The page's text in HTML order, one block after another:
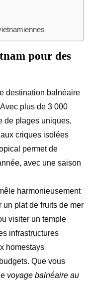
pour des
destination balnéaire
plus de 3 000
de plages uniques,
criques isolées
permet de
avec une saison
harmonieusement
un plat de fruits de mer
visiter un temple
infrastructures
homestays
Que vous
voyage balnéaire au